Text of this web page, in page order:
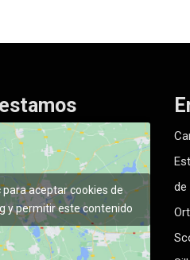
para aceptar cookies de
y permitir este contenido
de